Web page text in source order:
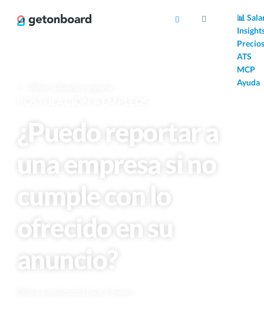
📊
Precios
ATS
MCP
Ayuda
¿Puedo reportar a
una empresa si no
cumple con lo
ofrecido en su
anuncio?